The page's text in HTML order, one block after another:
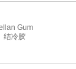
Gum
结冷胶